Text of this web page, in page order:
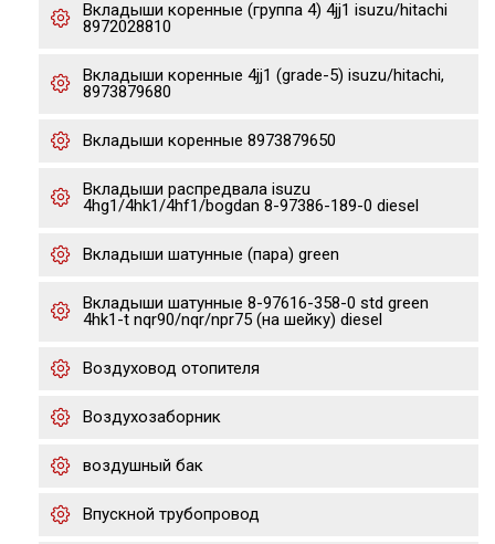
Вкладыши коренные (группа 4) 4jj1 isuzu/hitachi
8972028810
Вкладыши коренные 4jj1 (grade-5) isuzu/hitachi,
8973879680
Вкладыши коренные 8973879650
Вкладыши распредвала isuzu
4hg1/4hk1/4hf1/bogdan 8-97386-189-0 diesel
Вкладыши шатунные (пара) green
Вкладыши шатунные 8-97616-358-0 std green
4hk1-t nqr90/nqr/npr75 (на шейку) diesel
Воздуховод отопителя
Воздухозаборник
воздушный бак
Впускной трубопровод